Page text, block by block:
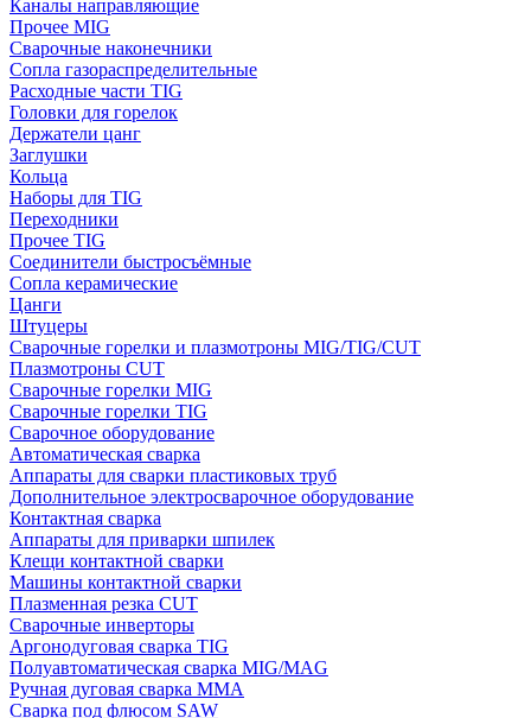
Каналы направляющие
Прочее MIG
Сварочные наконечники
Сопла газораспределительные
Расходные части TIG
Головки для горелок
Держатели цанг
Заглушки
Кольца
Наборы для TIG
Переходники
Прочее TIG
Соединители быстросъёмные
Сопла керамические
Цанги
Штуцеры
Сварочные горелки и плазмотроны MIG/TIG/CUT
Плазмотроны CUT
Сварочные горелки MIG
Сварочные горелки TIG
Сварочное оборудование
Автоматическая сварка
Аппараты для сварки пластиковых труб
Дополнительное электросварочное оборудование
Контактная сварка
Аппараты для приварки шпилек
Клещи контактной сварки
Машины контактной сварки
Плазменная резка CUT
Сварочные инверторы
Аргонодуговая сварка TIG
Полуавтоматическая сварка MIG/MAG
Ручная дуговая сварка MMA
Сварка под флюсом SAW